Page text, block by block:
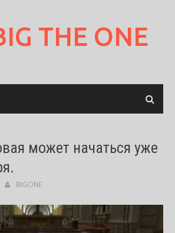
THE ONE
может начаться уже
BIGONE